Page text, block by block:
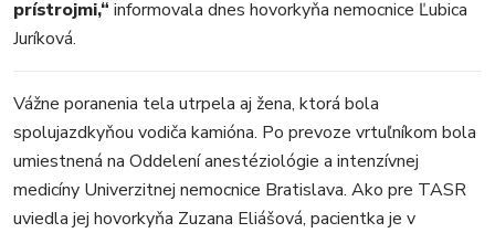
prístrojmi,“ informovala dnes hovorkyňa nemocnice Ľubica
Juríková.
Vážne poranenia tela utrpela aj žena, ktorá bola
spolujazdkyňou vodiča kamióna. Po prevoze vrtuľníkom bola
umiestnená na Oddelení anestéziológie a intenzívnej
medicíny Univerzitnej nemocnice Bratislava. Ako pre TASR
uviedla jej hovorkyňa Zuzana Eliášová, pacientka je v